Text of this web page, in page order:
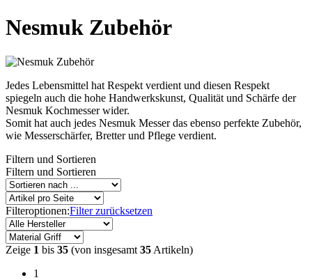
Nesmuk Zubehör
Jedes Lebensmittel hat Respekt verdient und diesen Respekt
spiegeln auch die hohe Handwerkskunst, Qualität und Schärfe der
Nesmuk Kochmesser wider.
Somit hat auch jedes Nesmuk Messer das ebenso perfekte Zubehör,
wie Messerschärfer, Bretter und Pflege verdient.
Filtern und Sortieren
Filtern und Sortieren
Filteroptionen:Filter zurücksetzen
Zeige 1 bis 35 (von insgesamt 35 Artikeln)
1